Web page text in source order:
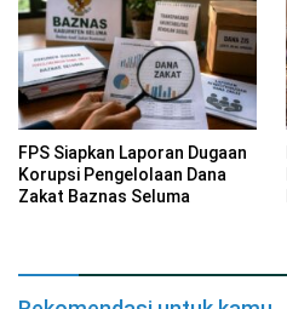
FPS Siapkan Laporan Dugaan
Korupsi Pengelolaan Dana
Zakat Baznas Seluma